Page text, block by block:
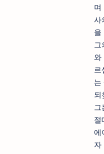
며
사
을
그
와
르
는
되
그
절
에
자